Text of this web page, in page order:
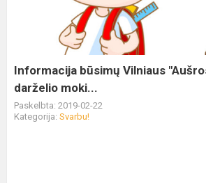
Informacija būsimų Vilniaus
darželio moki...
Paskelbta: 2019-02-22
Kategorija: Svarbu!